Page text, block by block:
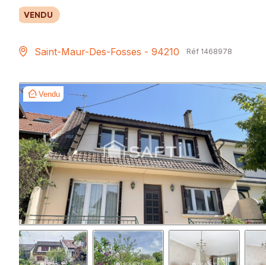
VENDU
Saint-Maur-Des-Fosses - 94210 Réf 1468978
Vendu